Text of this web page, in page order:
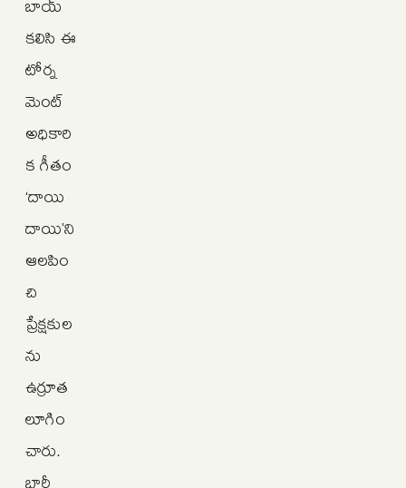
కలిసి ఈ
టోర్న
మెంట్
అధికారి
క గీతం
‘దాయి
దాయి’ని
ఆలపిం
చి
ప్రేక్షకుల
ను
ఉర్రూత
లూగిం
చారు.
భారీ